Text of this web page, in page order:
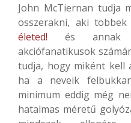
John McTiernan tudja
összerakni, aki
életed! és
akciófanatikusok
tudja, hogy miként kell
ha a neveik
minimum eddig még
hatalmas méretű